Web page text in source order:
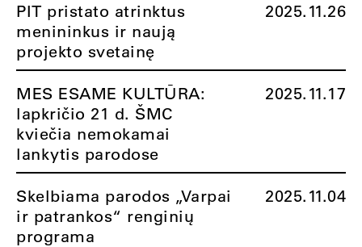
PIT pristato atrinktus
menininkus ir naują
projekto svetainę
2025.11.26
MES ESAME KULTŪRA:
lapkričio 21 d. ŠMC
kviečia nemokamai
lankytis parodose
2025.11.17
Skelbiama parodos „Varpai
ir patrankos“ renginių
programa
2025.11.04